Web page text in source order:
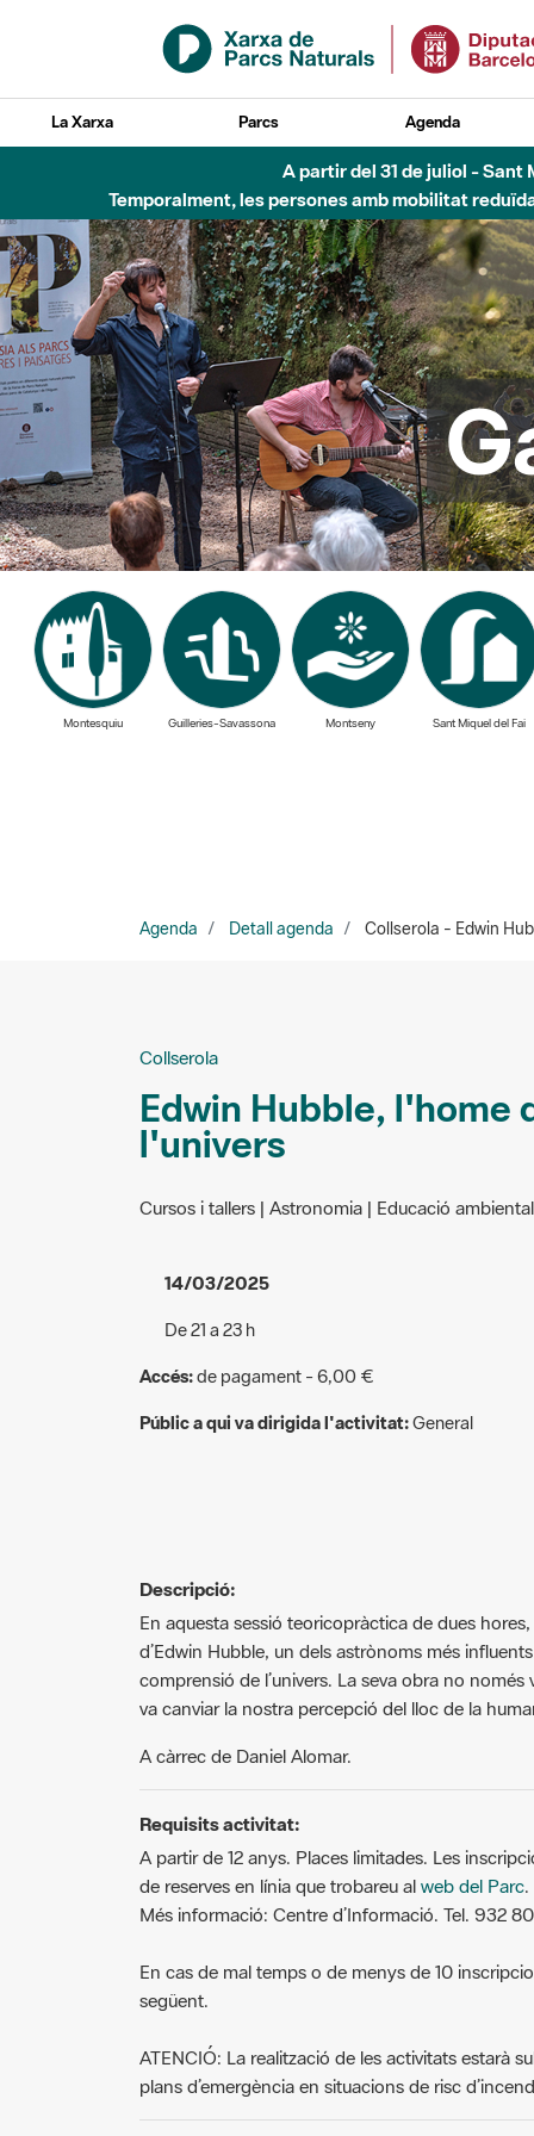
Salta al contingut principal
La Xarxa Parcs Agenda
6 d'agost - Parc
Montesquiu Guilleries-Savassona Montseny Sant Miquel del Fai
Agenda Detall agenda Collserola - Edwin
Collserola
Edwin Hubble, l'home
l'univers
Cursos i tallers | Astronomia | Educació ambiental
14/03/2025
De 21 a 23 h
Accés:de pagament - 6,00 €
Públic a qui va dirigida l'activitat:General
Descripció:
En aquesta sessió teoricopràctica de dues
d’Edwin Hubble, un dels astrònoms més
comprensió de l’univers. La seva obra no
va canviar la nostra percepció del lloc de la
A càrrec de Daniel Alomar.
Requisits activitat:
A partir de 12 anys. Places limitades. Les
de reserves en línia que trobareu al web del Parc
Més informació: Centre d’Informació. Tel. 932
En cas de mal temps o de menys de 10
següent.
ATENCIÓ: La realització de les activitats estarà
plans d’emergència en situacions de risc